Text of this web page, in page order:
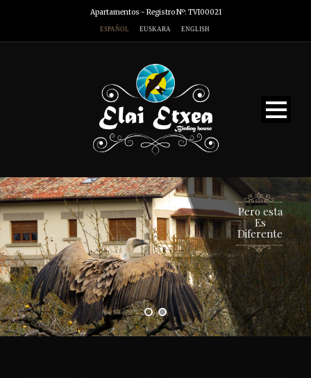
Apartamentos - Registro Nº: TVI00021
ESPAÑOL EUSKARA ENGLISH
VISITA NUESTRA CASA RURAL
Pero esta
Es
Diferente